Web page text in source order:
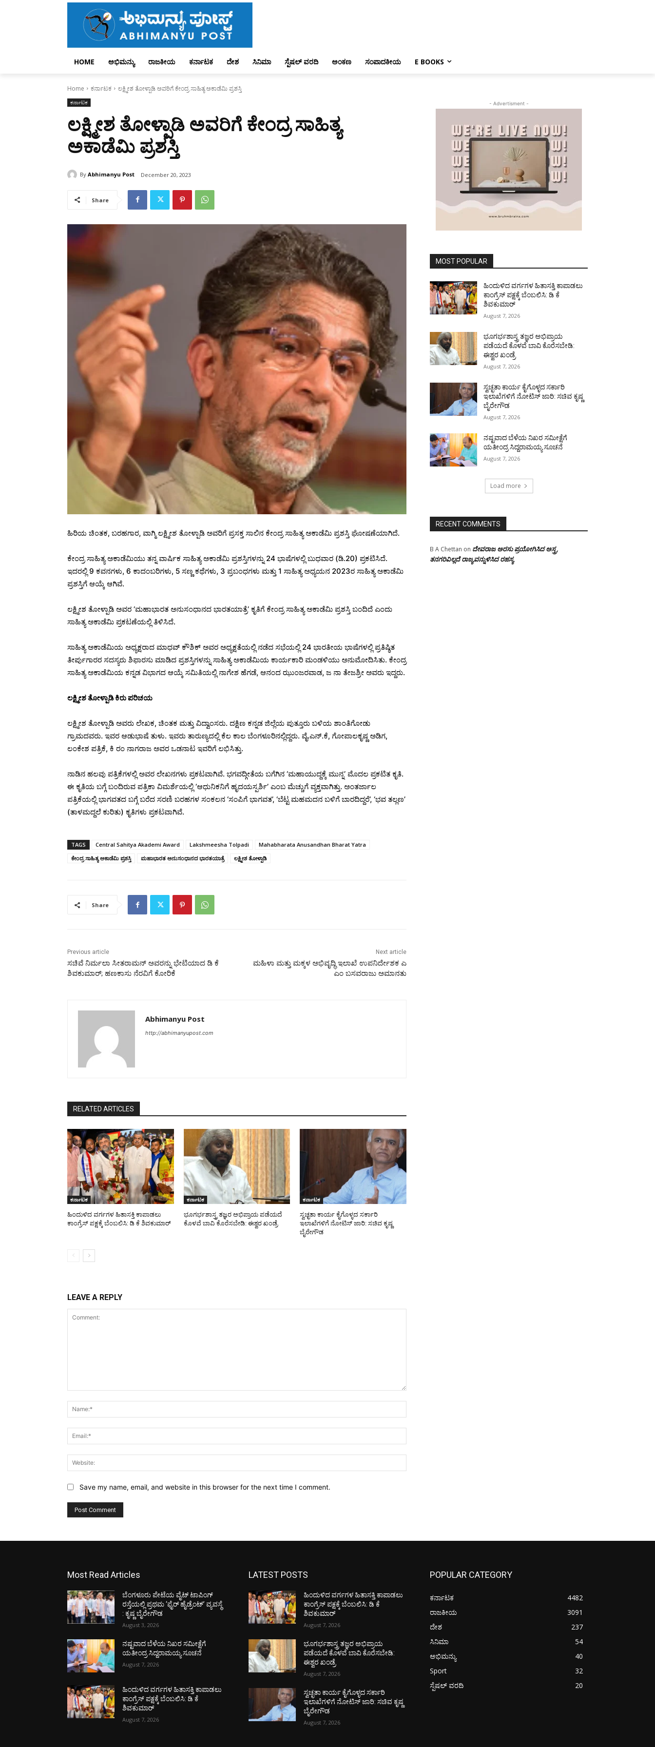
HOME ಅಭಿಮನ್ಯು ರಾಜಕೀಯ ಕರ್ನಾಟಕ ದೇಶ ಸಿನಿಮಾ ಸ್ಪೆಷಲ್ ವರದಿ ಅಂಕಣ ಸಂಪಾದಕೀಯ E BOOKS
Home ಕರ್ನಾಟಕ ಲಕ್ಷ್ಮೀಶ ತೋಳ್ಪಾಡಿ ಅವರಿಗೆ ಕೇಂದ್ರ ಸಾಹಿತ್ಯ ಅಕಾಡೆಮಿ ಪ್ರಶಸ್ತಿ
ಕರ್ನಾಟಕ
ಲಕ್ಷ್ಮೀಶ ತೋಳ್ಪಾಡಿ ಅವರಿಗೆ ಕೇಂದ್ರ ಸಾಹಿತ್ಯ
ಅಕಾಡೆಮಿ ಪ್ರಶಸ್ತಿ
By Abhimanyu Post December 20, 2023
Share
ಹಿರಿಯ ಚಿಂತಕ, ಬರಹಗಾರ, ವಾಗ್ಮಿ ಲಕ್ಷ್ಮೀಶ ತೋಳ್ಪಾಡಿ ಅವರಿಗೆ ಪ್ರಸಕ್ತ ಸಾಲಿನ ಕೇಂದ್ರ ಸಾಹಿತ್ಯ ಅಕಾಡೆಮಿ ಪ್ರಶಸ್ತಿ ಘೋಷಣೆಯಾಗಿದೆ.
ಕೇಂದ್ರ ಸಾಹಿತ್ಯ ಅಕಾಡೆಮಿಯು ತನ್ನ ವಾರ್ಷಿಕ ಸಾಹಿತ್ಯ ಅಕಾಡೆಮಿ ಪ್ರಶಸ್ತಿಗಳನ್ನು 24 ಭಾಷೆಗಳಲ್ಲಿ ಬುಧವಾರ (ಡಿ.20) ಪ್ರಕಟಿಸಿದೆ.
ಇದರಲ್ಲಿ 9 ಕವನಗಳು, 6 ಕಾದಂಬರಿಗಳು, 5 ಸಣ್ಣ ಕಥೆಗಳು, 3 ಪ್ರಬಂಧಗಳು ಮತ್ತು 1 ಸಾಹಿತ್ಯ ಅಧ್ಯಯನ 2023ರ ಸಾಹಿತ್ಯ ಅಕಾಡೆಮಿ
ಪ್ರಶಸ್ತಿಗೆ ಆಯ್ಕೆ ಆಗಿವೆ.
ಲಕ್ಷ್ಮೀಶ ತೋಳ್ಪಾಡಿ ಅವರ ‘ಮಹಾಭಾರತ ಅನುಸಂಧಾನದ ಭಾರತಯಾತ್ರೆ’ ಕೃತಿಗೆ ಕೇಂದ್ರ ಸಾಹಿತ್ಯ ಅಕಾಡೆಮಿ ಪ್ರಶಸ್ತಿ ಬಂದಿದೆ ಎಂದು
ಸಾಹಿತ್ಯ ಅಕಾಡೆಮಿ ಪ್ರಕಟಣೆಯಲ್ಲಿ ತಿಳಿಸಿದೆ.
ಸಾಹಿತ್ಯ ಅಕಾಡೆಮಿಯ ಅಧ್ಯಕ್ಷರಾದ ಮಾಧವ್ ಕೌಶಿಕ್ ಅವರ ಅಧ್ಯಕ್ಷತೆಯಲ್ಲಿ ನಡೆದ ಸಭೆಯಲ್ಲಿ 24 ಭಾರತೀಯ ಭಾಷೆಗಳಲ್ಲಿ ಪ್ರತಿಷ್ಠಿತ
ತೀರ್ಪುಗಾರರ ಸದಸ್ಯರು ಶಿಫಾರಸು ಮಾಡಿದ ಪ್ರಶಸ್ತಿಗಳನ್ನು ಸಾಹಿತ್ಯ ಅಕಾಡೆಮಿಯ ಕಾರ್ಯಕಾರಿ ಮಂಡಳಿಯು ಅನುಮೋದಿಸಿತು. ಕೇಂದ್ರ
ಸಾಹಿತ್ಯ ಅಕಾಡೆಮಿಯ ಕನ್ನಡ ವಿಭಾಗದ ಆಯ್ಕೆ ಸಮಿತಿಯಲ್ಲಿ ನಾಗೇಶ ಹೆಗಡೆ, ಆನಂದ ಝುಂಜರವಾಡ, ಜ ನಾ ತೇಜಶ್ರೀ ಅವರು ಇದ್ದರು.
ಲಕ್ಷ್ಮೀಶ ತೋಳ್ಪಾಡಿ ಕಿರು ಪರಿಚಯ
ಲಕ್ಷ್ಮೀಶ ತೋಳ್ಪಾಡಿ ಅವರು ಲೇಖಕ, ಚಿಂತಕ ಮತ್ತು ವಿದ್ವಾಂಸರು. ದಕ್ಷಿಣ ಕನ್ನಡ ಜಿಲ್ಲೆಯ ಪುತ್ತೂರು ಬಳಿಯ ಶಾಂತಿಗೋಡು
ಗ್ರಾಮದವರು. ಇವರ ಆಡುಭಾಷೆ ತುಳು. ಇವರು ತಾರುಣ್ಯದಲ್ಲಿ ಕೆಲ ಕಾಲ ಬೆಂಗಳೂರಿನಲ್ಲಿದ್ದರು. ವೈ.ಎನ್.ಕೆ, ಗೋಪಾಲಕೃಷ್ಣ ಅಡಿಗ,
ಲಂಕೇಶ ಪತ್ರಿಕೆ, ಕಿ ರಂ ನಾಗರಾಜ ಅವರ ಒಡನಾಟ ಇವರಿಗೆ ಲಭಿಸಿತ್ತು.
ನಾಡಿನ ಹಲವು ಪತ್ರಿಕೆಗಳಲ್ಲಿ ಅವರ ಲೇಖನಗಳು ಪ್ರಕಟವಾಗಿವೆ. ಭಗವದ್ಗೀತೆಯ ಬಗೆಗಿನ ‘ಮಹಾಯುದ್ದಕ್ಕೆ ಮುನ್ನ’ ಮೊದಲ ಪ್ರಕಟಿತ ಕೃತಿ.
ಈ ಕೃತಿಯ ಬಗ್ಗೆ ಬಂದಿರುವ ಪತ್ರಿಕಾ ವಿಮರ್ಶೆಯಲ್ಲಿ ‘ಆಧುನಿಕನಿಗೆ ಹೃದಯಸ್ಪರ್ಶಿ’ ಎಂಬ ಮೆಚ್ಚುಗೆ ವ್ಯಕ್ತವಾಗಿತ್ತು. ಅಂತರ್ಜಾಲ
ಪತ್ರಿಕೆಯಲ್ಲಿ ಭಾಗವತದ ಬಗ್ಗೆ ಬರೆದ ಸರಣಿ ಬರಹಗಳ ಸಂಕಲನ ‘ಸಂಪಿಗೆ ಭಾಗವತ’, ‘ಬೆಟ್ಟ ಮಹಮದನ ಬಳಿಗೆ ಬಾರದಿದ್ದರೆ’, ‘ಭವ ತಲ್ಲಣ’
(ತಾಳಮದ್ದಲೆ ಕುರಿತು) ಕೃತಿಗಳು ಪ್ರಕಟವಾಗಿವೆ.
TAGS Central Sahitya Akademi Award Lakshmeesha Tolpadi
Mahabharata Anusandhan Bharat Yatra
ಕೇಂದ್ರ ಸಾಹಿತ್ಯ ಅಕಾಡೆಮಿ ಪ್ರಶಸ್ತಿ
ಮಹಾಭಾರತ ಅನುಸಂಧಾನದ ಭಾರತಯಾತ್ರೆ ಲಕ್ಷ್ಮೀಶ ತೋಳ್ಪಾಡಿ
Share
Previous article
ಸಚಿವೆ ನಿರ್ಮಲಾ ಸೀತರಾಮನ್ ಅವರನ್ನು ಭೇಟಿಯಾದ ಡಿ ಕೆ
ಶಿವಕುಮಾರ್; ಹಣಕಾಸು ನೆರವಿಗೆ ಕೋರಿಕೆ
Next article
ಮಹಿಳಾ ಮತ್ತು ಮಕ್ಕಳ ಅಭಿವೃದ್ಧಿ ಇಲಾಖೆ ಉಪನಿರ್ದೇಶಕ ಎ
ಎಂ ಬಸವರಾಜು ಅಮಾನತು
Abhimanyu Post
http://abhimanyupost.com
RELATED ARTICLES
ಕರ್ನಾಟಕ
ಹಿಂದುಳಿದ ವರ್ಗಗಳ ಹಿತಾಸಕ್ತಿ ಕಾಪಾಡಲು
ಕಾಂಗ್ರೆಸ್ ಪಕ್ಷಕ್ಕೆ ಬೆಂಬಲಿಸಿ: ಡಿ ಕೆ ಶಿವಕುಮಾರ್
ಕರ್ನಾಟಕ
ಭೂಗರ್ಭಶಾಸ್ತ್ರ ತಜ್ಞರ ಅಭಿಪ್ರಾಯ ಪಡೆಯದೆ
ಕೊಳವೆ ಬಾವಿ ಕೊರೆಸಬೇಡಿ: ಈಶ್ವರ ಖಂಡ್ರೆ
ಕರ್ನಾಟಕ
ಸ್ವಚ್ಛತಾ ಕಾರ್ಯ ಕೈಗೊಳ್ಳದ ಸರ್ಕಾರಿ
ಇಲಾಖೆಗಳಿಗೆ ನೋಟಿಸ್ ಜಾರಿ: ಸಚಿವ ಕೃಷ್ಣ
ಬೈರೇಗೌಡ
LEAVE A REPLY
Save my name, email, and website in this browser for the next time I comment.
- Advertisment -
MOST POPULAR
ಹಿಂದುಳಿದ ವರ್ಗಗಳ ಹಿತಾಸಕ್ತಿ ಕಾಪಾಡಲು
ಕಾಂಗ್ರೆಸ್ ಪಕ್ಷಕ್ಕೆ ಬೆಂಬಲಿಸಿ: ಡಿ ಕೆ
ಶಿವಕುಮಾರ್
August 7, 2026
ಭೂಗರ್ಭಶಾಸ್ತ್ರ ತಜ್ಞರ ಅಭಿಪ್ರಾಯ
ಪಡೆಯದೆ ಕೊಳವೆ ಬಾವಿ ಕೊರೆಸಬೇಡಿ:
ಈಶ್ವರ ಖಂಡ್ರೆ
August 7, 2026
ಸ್ವಚ್ಛತಾ ಕಾರ್ಯ ಕೈಗೊಳ್ಳದ ಸರ್ಕಾರಿ
ಇಲಾಖೆಗಳಿಗೆ ನೋಟಿಸ್ ಜಾರಿ: ಸಚಿವ ಕೃಷ್ಣ
ಬೈರೇಗೌಡ
August 7, 2026
ನಷ್ಟವಾದ ಬೆಳೆಯ ನಿಖರ ಸಮೀಕ್ಷೆಗೆ
ಯತೀಂದ್ರ ಸಿದ್ದರಾಮಯ್ಯ ಸೂಚನೆ
August 7, 2026
Load more
RECENT COMMENTS
B A Chettan on ದೇವರಾಜ ಅರಸು ಪ್ರಯೋಗಿಸಿದ ಅಸ್ತ್ರ,
ತನಗರಿವಿಲ್ಲದೆ ರಾಜ್ಯವನ್ನುಳಿಸಿದ ರಹಸ್ಯ
Most Read Articles
ಬೆಂಗಳೂರು ಪೇಟೆಯ ವೈಟ್ ಟಾಪಿಂಗ್
ರಸ್ತೆಯಲ್ಲಿ ಪ್ರಥಮ ‘ಫೈರ್ ಹೈಡ್ರೆಂಟ್’ ವ್ಯವಸ್ಥೆ
: ಕೃಷ್ಣ ಬೈರೇಗೌಡ
August 3, 2026
ನಷ್ಟವಾದ ಬೆಳೆಯ ನಿಖರ ಸಮೀಕ್ಷೆಗೆ
ಯತೀಂದ್ರ ಸಿದ್ದರಾಮಯ್ಯ ಸೂಚನೆ
August 7, 2026
ಹಿಂದುಳಿದ ವರ್ಗಗಳ ಹಿತಾಸಕ್ತಿ ಕಾಪಾಡಲು
ಕಾಂಗ್ರೆಸ್ ಪಕ್ಷಕ್ಕೆ ಬೆಂಬಲಿಸಿ: ಡಿ ಕೆ
ಶಿವಕುಮಾರ್
August 7, 2026
LATEST POSTS
ಹಿಂದುಳಿದ ವರ್ಗಗಳ ಹಿತಾಸಕ್ತಿ ಕಾಪಾಡಲು
ಕಾಂಗ್ರೆಸ್ ಪಕ್ಷಕ್ಕೆ ಬೆಂಬಲಿಸಿ: ಡಿ ಕೆ
ಶಿವಕುಮಾರ್
August 7, 2026
ಭೂಗರ್ಭಶಾಸ್ತ್ರ ತಜ್ಞರ ಅಭಿಪ್ರಾಯ
ಪಡೆಯದೆ ಕೊಳವೆ ಬಾವಿ ಕೊರೆಸಬೇಡಿ:
ಈಶ್ವರ ಖಂಡ್ರೆ
August 7, 2026
ಸ್ವಚ್ಛತಾ ಕಾರ್ಯ ಕೈಗೊಳ್ಳದ ಸರ್ಕಾರಿ
ಇಲಾಖೆಗಳಿಗೆ ನೋಟಿಸ್ ಜಾರಿ: ಸಚಿವ ಕೃಷ್ಣ
ಬೈರೇಗೌಡ
August 7, 2026
POPULAR CATEGORY
ಕರ್ನಾಟಕ
4482
ರಾಜಕೀಯ
3091
ದೇಶ
237
ಸಿನಿಮಾ
54
ಅಭಿಮನ್ಯು
40
Sport
32
ಸ್ಪೆಷಲ್ ವರದಿ
20